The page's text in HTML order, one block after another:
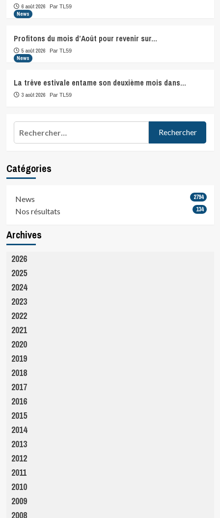
6 août 2026 Par TL59
News
Profitons du mois d’Août pour revenir sur…
5 août 2026 Par TL59
News
La trêve estivale entame son deuxième mois dans…
3 août 2026 Par TL59
Catégories
News 2794
Nos résultats 134
Archives
2026
2025
2024
2023
2022
2021
2020
2019
2018
2017
2016
2015
2014
2013
2012
2011
2010
2009
2008